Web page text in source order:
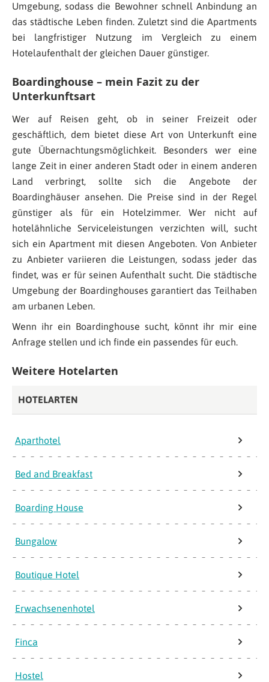
Umgebung, sodass die Bewohner schnell Anbindung an
das städtische Leben finden. Zuletzt sind die Apartments
bei langfristiger Nutzung im Vergleich zu einem
Hotelaufenthalt der gleichen Dauer günstiger.
Boardinghouse – mein Fazit zu der
Unterkunftsart
Wer auf Reisen geht, ob in seiner Freizeit oder
geschäftlich, dem bietet diese Art von Unterkunft eine
gute Übernachtungsmöglichkeit. Besonders wer eine
lange Zeit in einer anderen Stadt oder in einem anderen
Land verbringt, sollte sich die Angebote der
Boardinghäuser ansehen. Die Preise sind in der Regel
günstiger als für ein Hotelzimmer. Wer nicht auf
hotelähnliche Serviceleistungen verzichten will, sucht
sich ein Apartment mit diesen Angeboten. Von Anbieter
zu Anbieter variieren die Leistungen, sodass jeder das
findet, was er für seinen Aufenthalt sucht. Die städtische
Umgebung der Boardinghouses garantiert das Teilhaben
am urbanen Leben.
Wenn ihr ein Boardinghouse sucht, könnt ihr mir eine
Anfrage stellen und ich finde ein passendes für euch.
Weitere Hotelarten
HOTELARTEN
Aparthotel
Bed and Breakfast
Boarding House
Bungalow
Boutique Hotel
Erwachsenenhotel
Finca
Hostel